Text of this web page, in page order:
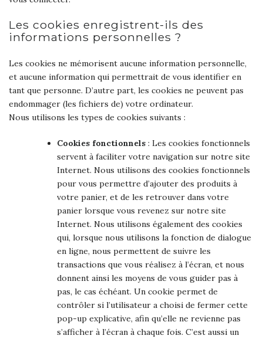
Les cookies enregistrent-ils des
informations personnelles ?
Les cookies ne mémorisent aucune information personnelle,
et aucune information qui permettrait de vous identifier en
tant que personne. D’autre part, les cookies ne peuvent pas
endommager (les fichiers de) votre ordinateur.
Nous utilisons les types de cookies suivants :
Cookies fonctionnels : Les cookies fonctionnels
servent à faciliter votre navigation sur notre site
Internet. Nous utilisons des cookies fonctionnels
pour vous permettre d’ajouter des produits à
votre panier, et de les retrouver dans votre
panier lorsque vous revenez sur notre site
Internet. Nous utilisons également des cookies
qui, lorsque nous utilisons la fonction de dialogue
en ligne, nous permettent de suivre les
transactions que vous réalisez à l’écran, et nous
donnent ainsi les moyens de vous guider pas à
pas, le cas échéant. Un cookie permet de
contrôler si l’utilisateur a choisi de fermer cette
pop-up explicative, afin qu’elle ne revienne pas
s’afficher à l’écran à chaque fois. C’est aussi un